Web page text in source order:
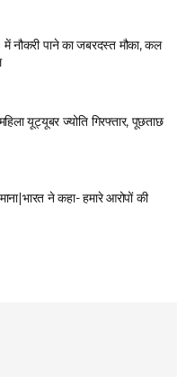
पाने का जबरदस्त मौका, कल
यूट्यूबर ज्योति गिरफ्तार, पूछताछ
ने कहा- हमारे आरोपों की